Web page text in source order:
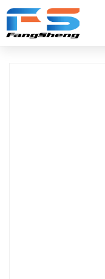
Hjem > Produkter